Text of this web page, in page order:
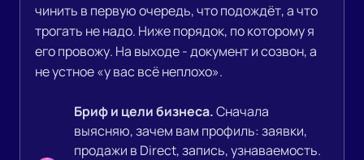
чинить в первую очередь, что подождёт, а что
трогать не надо. Ниже порядок, по которому я
его провожу. На выходе - документ и созвон, а
не устное «у вас всё неплохо».
Бриф и цели бизнеса.Сначала
выясняю, зачем вам профиль: заявки,
продажи в Direct, запись, узнаваемость.